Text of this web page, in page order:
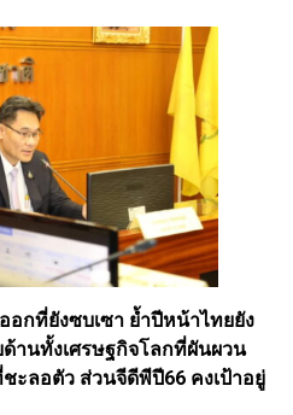
กที่ยังซบเซา ย้ำปีหน้าไทยยัง
านทั้งเศรษฐกิจโลกที่ผันผวน
ะลอตัว ส่วนจีดีพีปี66 คงเป้าอยู่